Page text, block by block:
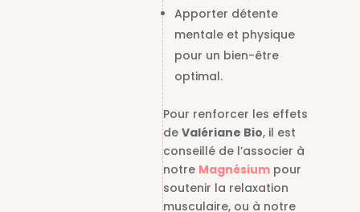
Apporter détente
mentale et physique
pour un bien-être
optimal.
Pour renforcer les effets
deValériane Bio, il est
conseillé de l’associer à
notre Magnésium pour
soutenir la relaxation
musculaire, ou à notre